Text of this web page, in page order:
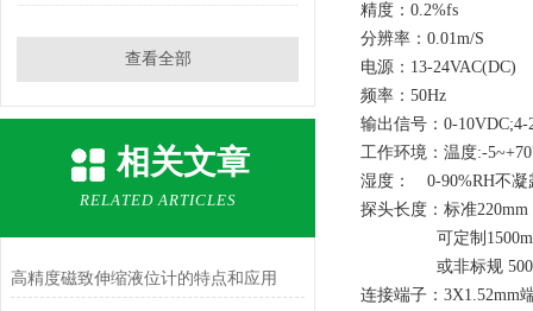
查看全部
相关文章
RELATED ARTICLES
高精度磁致伸缩液位计的特点和应用
精度：0.2%fs
分辨率：0.01m/S
电源：13-24VAC(DC)
频率：50Hz
输出信号：0-10VDC;4-
工作环境：温度:-
湿度： 0-90%RH不凝
探头长度：标准220mm
可定制
或非标规
连接端子：3X1.52mm